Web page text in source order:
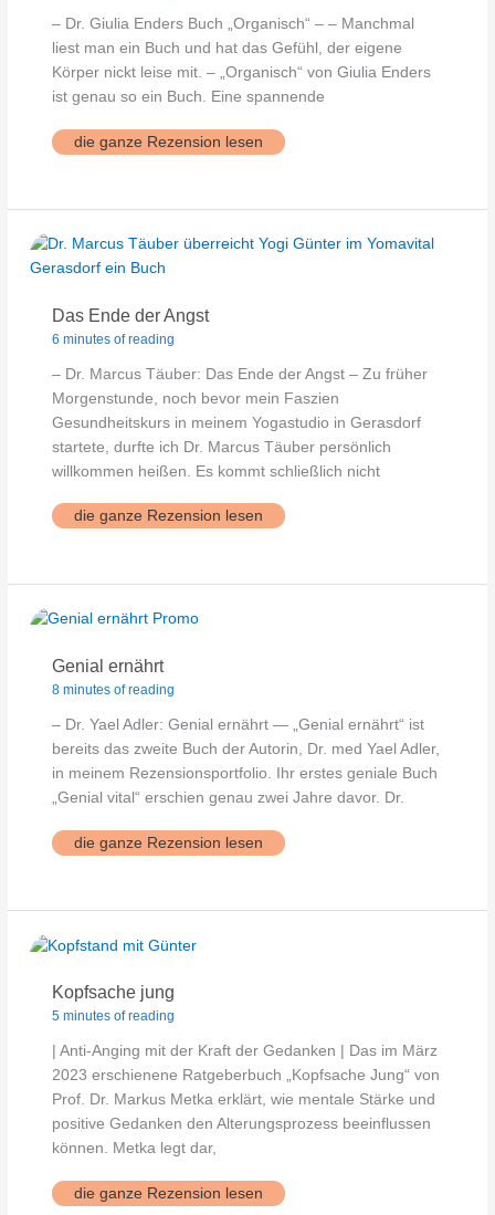
– Dr. Giulia Enders Buch „Organisch“ – – Manchmal
liest man ein Buch und hat das Gefühl, der eigene
Körper nickt leise mit. – „Organisch“ von Giulia Enders
ist genau so ein Buch. Eine spannende
Organisch
die ganze Rezension lesen
Das Ende der Angst
6 minutes of reading
– Dr. Marcus Täuber: Das Ende der Angst – Zu früher
Morgenstunde, noch bevor mein Faszien
Gesundheitskurs in meinem Yogastudio in Gerasdorf
startete, durfte ich Dr. Marcus Täuber persönlich
willkommen heißen. Es kommt schließlich nicht
Das
Ende
die ganze Rezension lesen
Genial ernährt
8 minutes of reading
– Dr. Yael Adler: Genial ernährt — „Genial ernährt“ ist
bereits das zweite Buch der Autorin, Dr. med Yael Adler,
in meinem Rezensionsportfolio. Ihr erstes geniale Buch
„Genial vital“ erschien genau zwei Jahre davor. Dr.
Genial
ernährt
die ganze Rezension lesen
Kopfsache jung
5 minutes of reading
| Anti-Anging mit der Kraft der Gedanken | Das im März
2023 erschienene Ratgeberbuch „Kopfsache Jung“ von
Prof. Dr. Markus Metka erklärt, wie mentale Stärke und
positive Gedanken den Alterungsprozess beeinflussen
können. Metka legt dar,
Kopfsache
jung
die ganze Rezension lesen